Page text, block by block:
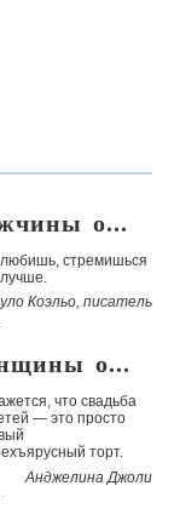
о...
любишь, стремишься
Коэльо, писатель
о...
что свадьба
— это просто
торт.
Анджелина Джоли